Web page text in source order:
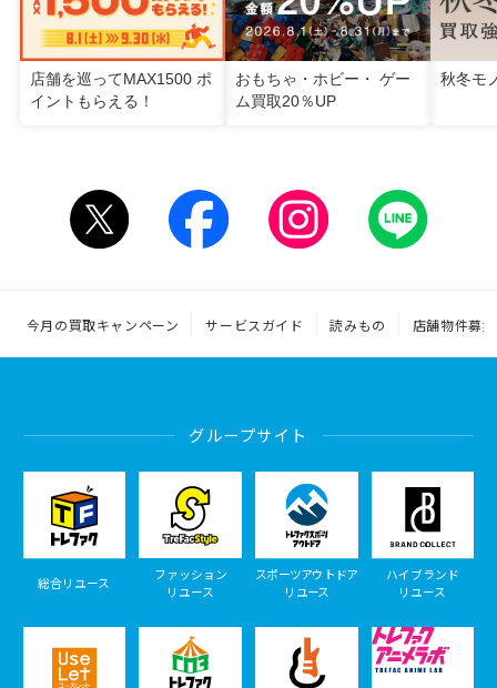
店舗を巡ってMAX1500 ポ
イントもらえる！
おもちゃ・ホビー・ ゲー
ム買取20％UP
秋冬モ
今月の買取キャンペーン サービスガイド 読みもの 店舗物件募集
グループサイト
総合リユース
ファッション
リユース
スポーツアウトドア
リユース
ハイブランド
リユース